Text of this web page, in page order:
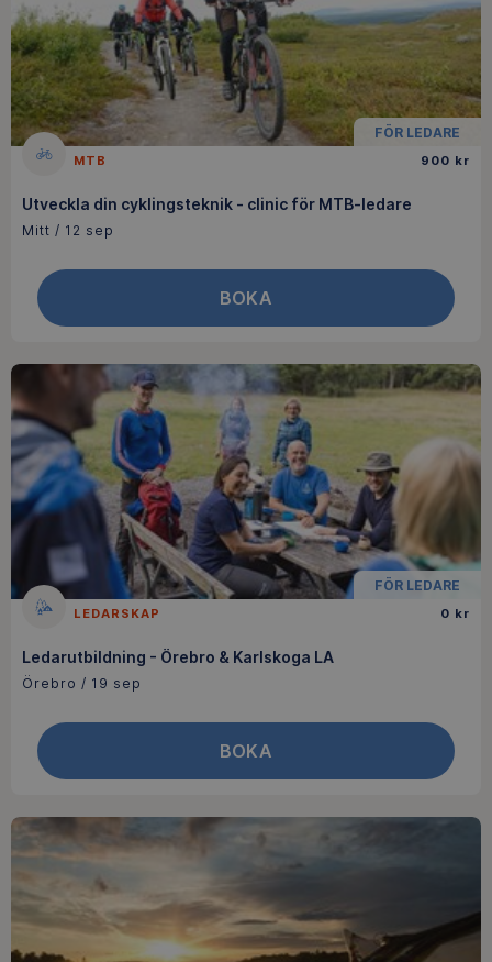
FÖR LEDARE
MTB 900 kr
Utveckla din cyklingsteknik - clinic för MTB-ledare
Mitt / 12 sep
BOKA
FÖR LEDARE
LEDARSKAP 0 kr
Ledarutbildning - Örebro & Karlskoga LA
Örebro / 19 sep
BOKA